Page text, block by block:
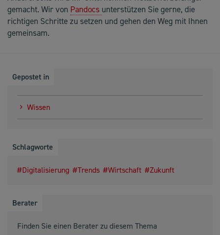
gemacht. Wir von Pandocs unterstützen Sie gerne, die
richtigen Schritte zu setzen und gehen den Weg mit Ihnen
gemeinsam.
Gepostet in
Wissen
Schlagworte
Digitalisierung Trends Wirtschaft Zukunft
Berater
Finden Sie einen Berater zu diesem Thema